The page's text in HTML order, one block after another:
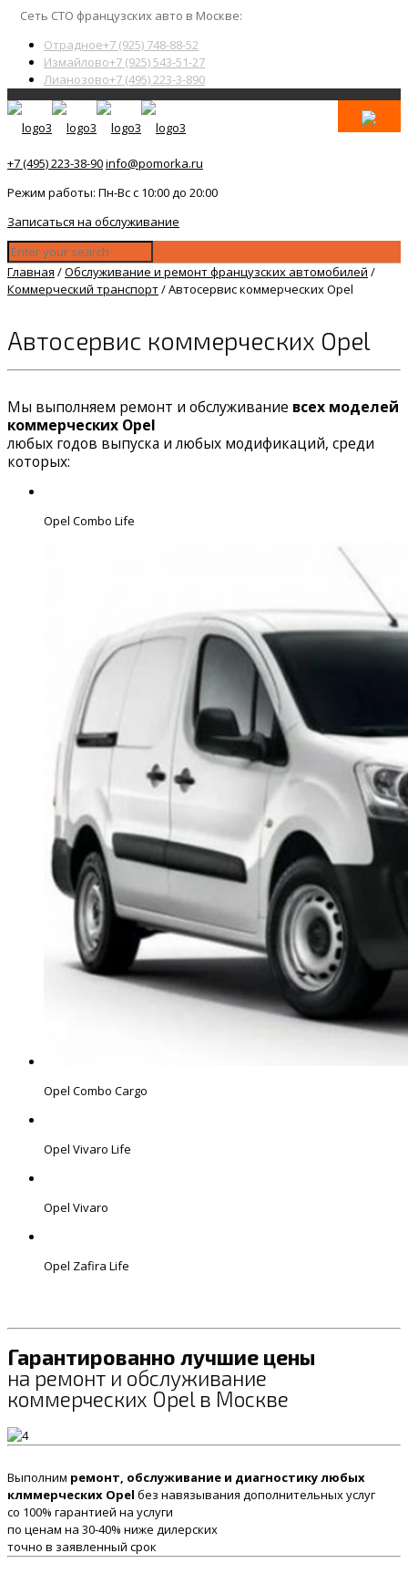
Сеть СТО французских авто в Москве:
Отрадное+7 (925) 748-88-52
Измайлово+7 (925) 543-51-27
Лианозово+7 (495) 223-3-890
+7 (495) 223-38-90info@pomorka.ru
Режим работы: Пн-Вс с 10:00 до 20:00
Записаться на обслуживание
Главная /Обслуживание и ремонт французских автомобилей /
Коммерческий транспорт/Автосервис коммерческих Opel
Автосервис коммерческих Opel
Мы выполняем ремонт и обслуживание всех моделей
коммерческих Opel
любых годов выпуска и любых модификаций, среди
которых:
Opel Combo Life
Opel Combo Cargo
Opel Vivaro Life
Opel Vivaro
Opel Zafira Life
Гарантированно лучшие цены
на ремонт и обслуживание
коммерческих Opel в Москве
Выполним ремонт, обслуживание и диагностику любых
клммерческих Opel без навязывания дополнительных услуг
со 100% гарантией на услуги
по ценам на 30-40% ниже дилерских
точно в заявленный срок